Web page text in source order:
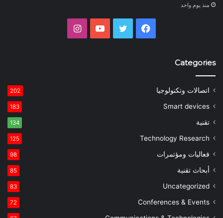
منذ يوم واحد
فيسبوك تويتر يوتيوبانستقرام
Categories
اتصالات وتكنولوجيا 202
Smart devices
183
تقنية 134
Technology Research
125
فعاليات ومؤتمرات 98
أبحاث تقنية 85
Uncategorized
83
Conferences & Events
72